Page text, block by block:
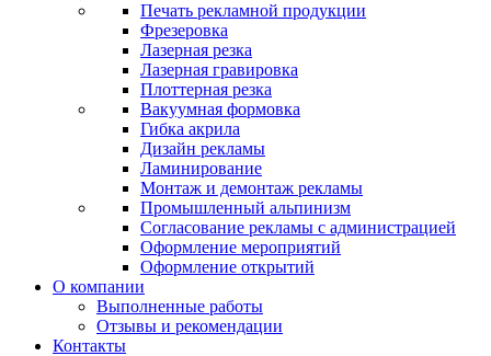
Печать рекламной продукции
Фрезеровка
Лазерная резка
Лазерная гравировка
Плоттерная резка
Вакуумная формовка
Гибка акрила
Дизайн рекламы
Ламинирование
Монтаж и демонтаж рекламы
Промышленный альпинизм
Согласование рекламы с администрацией
Оформление мероприятий
Оформление открытий
О компании
Выполненные работы
Отзывы и рекомендации
Контакты